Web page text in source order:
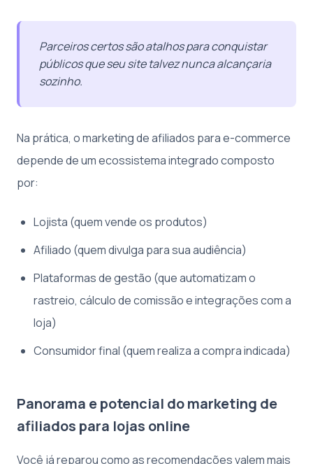
Parceiros certos são atalhos para conquistar
públicos que seu site talvez nunca alcançaria
sozinho.
Na prática, o marketing de afiliados para e-commerce
depende de um ecossistema integrado composto
por:
Lojista (quem vende os produtos)
Afiliado (quem divulga para sua audiência)
Plataformas de gestão (que automatizam o
rastreio, cálculo de comissão e integrações com a
loja)
Consumidor final (quem realiza a compra indicada)
Panorama e potencial do marketing de
afiliados para lojas online
Você já reparou como as recomendações valem mais